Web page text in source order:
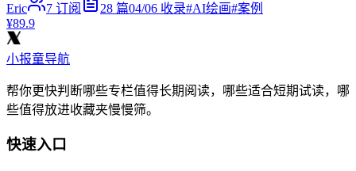
Eric 7 订阅 28 篇04/06 收录#AI绘画#案例
¥89.9
小报童导航
帮你更快判断哪些专栏值得长期阅读，哪些适合短期试读，哪
些值得放进收藏夹慢慢筛。
快速入口